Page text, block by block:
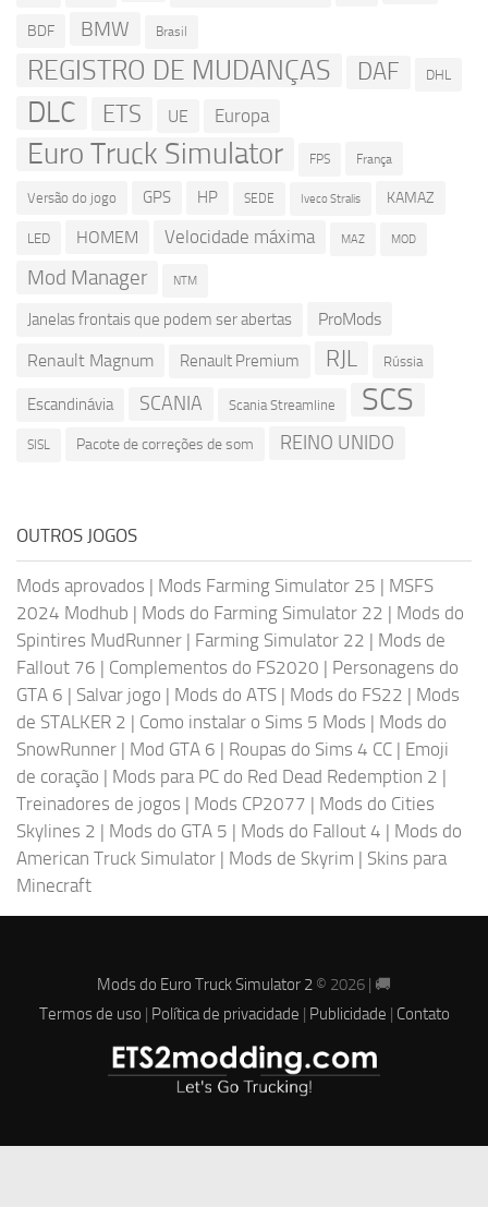
BDF BMW Brasil
REGISTRO DE MUDANÇAS DAF DHL
DLC ETS UE Europa
Euro Truck Simulator FPS França
Versão do jogo GPS HP SEDE Iveco Stralis KAMAZ
LED HOMEM Velocidade máxima MAZ MOD
Mod Manager NTM
Janelas frontais que podem ser abertas
ProMods
Renault Magnum
Renault Premium RJL Rússia
Escandinávia SCANIA Scania Streamline SCS
SISL Pacote de correções de som REINO UNIDO
OUTROS JOGOS
Mods aprovados | Mods Farming Simulator 25 | MSFS
2024 Modhub | Mods do Farming Simulator 22 | Mods do
Spintires MudRunner | Farming Simulator 22 | Mods de
Fallout 76 | Complementos do FS2020 | Personagens do
GTA 6 | Salvar jogo | Mods do ATS | Mods do FS22 | Mods
de STALKER 2 | Como instalar o Sims 5 Mods | Mods do
SnowRunner | Mod GTA 6 | Roupas do Sims 4 CC | Emoji
de coração | Mods para PC do Red Dead Redemption 2 |
Treinadores de jogos | Mods CP2077 | Mods do Cities
Skylines 2 | Mods do GTA 5 | Mods do Fallout 4 | Mods do
American Truck Simulator | Mods de Skyrim | Skins para
Minecraft
Mods do Euro Truck Simulator 2 © 2026 | 🚚
Termos de uso | Política de privacidade | Publicidade | Contato